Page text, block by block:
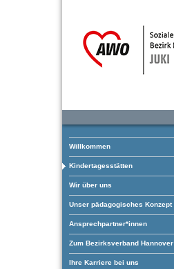
Willkommen
Kindertagesstätten
Wir über uns
Unser pädagogisches Konzept
Ansprechpartner*innen
Zum Bezirksverband Hannover
Ihre Karriere bei uns